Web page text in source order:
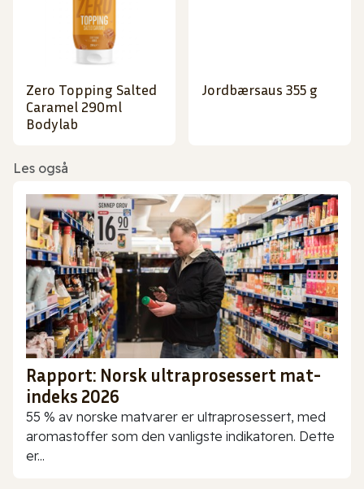
Zero Topping Salted
Caramel 290ml
Bodylab
Jordbærsaus 355 g
Les også
Rapport: Norsk ultraprosessert mat-
indeks 2026
55 % av norske matvarer er ultraprosessert, med
aromastoffer som den vanligste indikatoren. Dette
er...